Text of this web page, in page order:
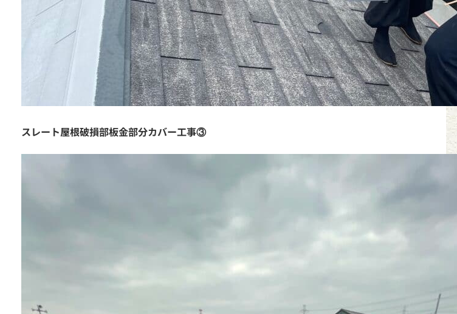
お電話で今すぐお問い合わせ
042-812-3900
スレート屋根破損部板金部分カバー工事③